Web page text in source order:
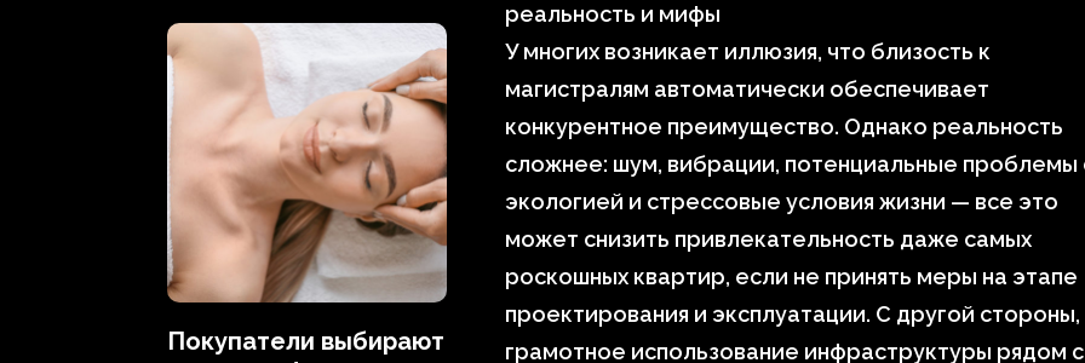
Покупатели выбирают
реальность и мифы
У многих возникает иллюзия, что близость к
магистралям автоматически обеспечивает
конкурентное преимущество. Однако реальность
сложнее: шум, вибрации, потенциальные проблемы
экологией и стрессовые условия жизни — все это
может снизить привлекательность даже самых
роскошных квартир, если не принять меры на этапе
проектирования и эксплуатации. С другой стороны,
грамотное использование инфраструктуры рядом с